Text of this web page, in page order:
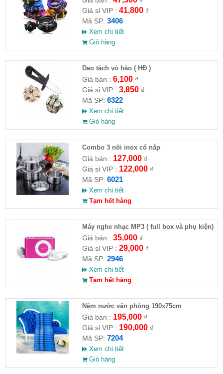
Giá sỉ VIP : 41,800₫
Mã SP: 3406
Xem chi tiết
Giỏ hàng
Dao tách vỏ hào ( HĐ )
Giá bán : 6,100₫
Giá sỉ VIP : 3,850₫
Mã SP: 6322
Xem chi tiết
Giỏ hàng
Combo 3 nồi inox có nắp
Giá bán : 127,000₫
Giá sỉ VIP : 122,000₫
Mã SP: 6021
Xem chi tiết
Tạm hết hàng
Máy nghe nhạc MP3 ( full box và phụ kiện)
Giá bán : 35,000₫
Giá sỉ VIP : 29,000₫
Mã SP: 2946
Xem chi tiết
Tạm hết hàng
Nệm nước văn phòng 190x75cm
Giá bán : 195,000₫
Giá sỉ VIP : 190,000₫
Mã SP: 7204
Xem chi tiết
Giỏ hàng